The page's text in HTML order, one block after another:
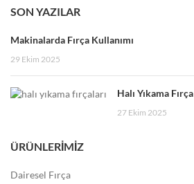
SON YAZILAR
Makinalarda Fırça Kullanımı
29 Ekim 2025
Halı Yıkama Fırça
27 Ekim 2025
ÜRÜNLERIMIZ
Dairesel Fırça